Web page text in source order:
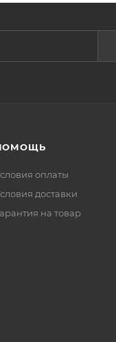
оплаты
доставки
на товар